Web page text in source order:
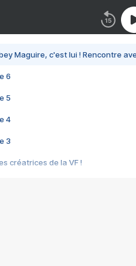
Maguire, c'est lui ! Rencontre
6
5
4
3
créatrices de la VF !